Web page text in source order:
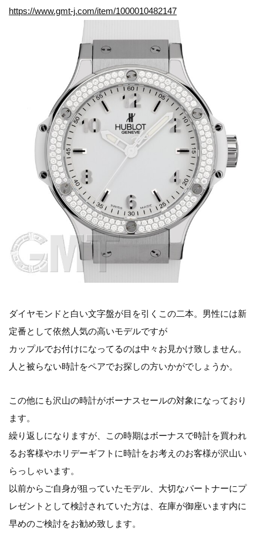
https://www.gmt-j.com/item/1000010482147
ダイヤモンドと白い文字盤が目を引くこの二本。男性には新
定番として依然人気の高いモデルですが
カップルでお付けになってるのは中々お見かけ致しません。
人と被らない時計をペアでお探しの方いかがでしょうか。
この他にも沢山の時計がボーナスセールの対象になっており
ます。
繰り返しになりますが、この時期はボーナスで時計を買われ
るお客様やホリデーギフトに時計をお考えのお客様が沢山い
らっしゃいます。
以前からご自身が狙っていたモデル、大切なパートナーにプ
レゼントとして検討されていた方は、在庫が御座います内に
早めのご検討をお勧め致します。